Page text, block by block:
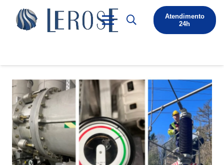
Atendimento
24h